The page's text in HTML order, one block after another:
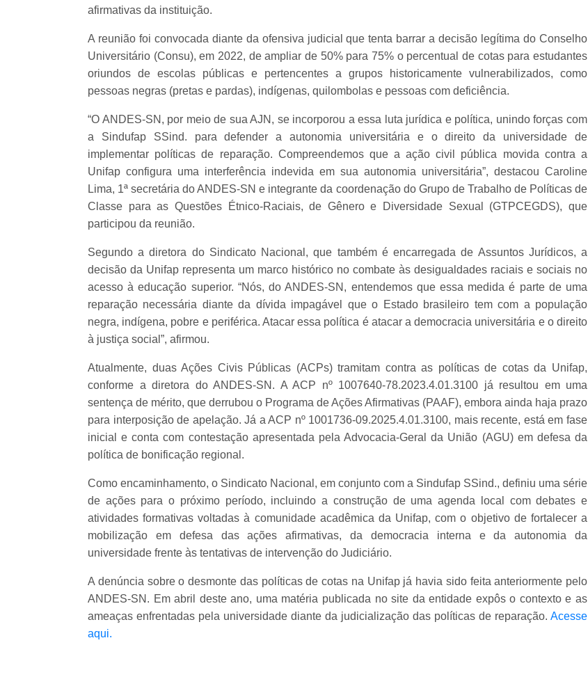
afirmativas da instituição.
A reunião foi convocada diante da ofensiva judicial que tenta barrar a decisão legítima do Conselho
Universitário (Consu), em 2022, de ampliar de 50% para 75% o percentual de cotas para estudantes
oriundos de escolas públicas e pertencentes a grupos historicamente vulnerabilizados, como
pessoas negras (pretas e pardas), indígenas, quilombolas e pessoas com deficiência.
“O ANDES-SN, por meio de sua AJN, se incorporou a essa luta jurídica e política, unindo forças com
a Sindufap SSind. para defender a autonomia universitária e o direito da universidade de
implementar políticas de reparação. Compreendemos que a ação civil pública movida contra a
Unifap configura uma interferência indevida em sua autonomia universitária”, destacou Caroline
Lima, 1ª secretária do ANDES-SN e integrante da coordenação do Grupo de Trabalho de Políticas de
Classe para as Questões Étnico-Raciais, de Gênero e Diversidade Sexual (GTPCEGDS), que
participou da reunião.
Segundo a diretora do Sindicato Nacional, que também é encarregada de Assuntos Jurídicos, a
decisão da Unifap representa um marco histórico no combate às desigualdades raciais e sociais no
acesso à educação superior. “Nós, do ANDES-SN, entendemos que essa medida é parte de uma
reparação necessária diante da dívida impagável que o Estado brasileiro tem com a população
negra, indígena, pobre e periférica. Atacar essa política é atacar a democracia universitária e o direito
à justiça social”, afirmou.
Atualmente, duas Ações Civis Públicas (ACPs) tramitam contra as políticas de cotas da Unifap,
conforme a diretora do ANDES-SN. A ACP nº 1007640-78.2023.4.01.3100 já resultou em uma
sentença de mérito, que derrubou o Programa de Ações Afirmativas (PAAF), embora ainda haja prazo
para interposição de apelação. Já a ACP nº 1001736-09.2025.4.01.3100, mais recente, está em fase
inicial e conta com contestação apresentada pela Advocacia-Geral da União (AGU) em defesa da
política de bonificação regional.
Como encaminhamento, o Sindicato Nacional, em conjunto com a Sindufap SSind., definiu uma série
de ações para o próximo período, incluindo a construção de uma agenda local com debates e
atividades formativas voltadas à comunidade acadêmica da Unifap, com o objetivo de fortalecer a
mobilização em defesa das ações afirmativas, da democracia interna e da autonomia da
universidade frente às tentativas de intervenção do Judiciário.
A denúncia sobre o desmonte das políticas de cotas na Unifap já havia sido feita anteriormente pelo
ANDES-SN. Em abril deste ano, uma matéria publicada no site da entidade expôs o contexto e as
ameaças enfrentadas pela universidade diante da judicialização das políticas de reparação. Acesse
aqui.